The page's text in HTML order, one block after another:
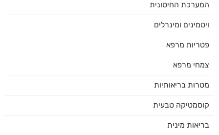
המערכת החיסונית
ויטמינים ומינרלים
פטריות מרפא
צמחי מרפא
מטרות בריאותיות
קוסמטיקה טבעית
בריאות מינית